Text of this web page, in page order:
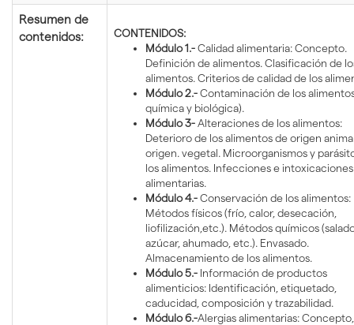
Resumen de
contenidos:
CONTENIDOS:
Módulo 1.-Calidad alimentaria: Concepto.
Definición de alimentos. Clasificación de
alimentos. Criterios de calidad de los
Módulo 2.-Contaminación de los
química y biológica).
Módulo 3-Alteraciones de los alimentos:
Deterioro de los alimentos de origen
origen. vegetal. Microorganismos y
los alimentos. Infecciones e intoxicaciones
alimentarias.
Módulo 4.-Conservación de los alimentos:
Métodos físicos (frío, calor, desecación,
liofilización,etc.). Métodos químicos
azúcar, ahumado, etc.). Envasado.
Almacenamiento de los alimentos.
Módulo 5.- Información de productos
alimenticios: Identificación, etiquetado,
caducidad, composición y trazabilidad.
Módulo 6.-Alergias alimentarias: